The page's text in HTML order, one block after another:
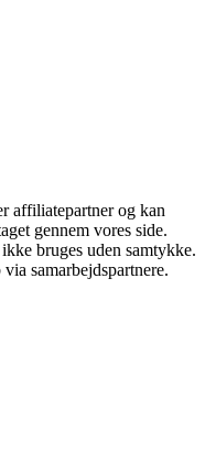
affiliatepartner og kan
gennem vores side.
bruges uden samtykke.
samarbejdspartnere.